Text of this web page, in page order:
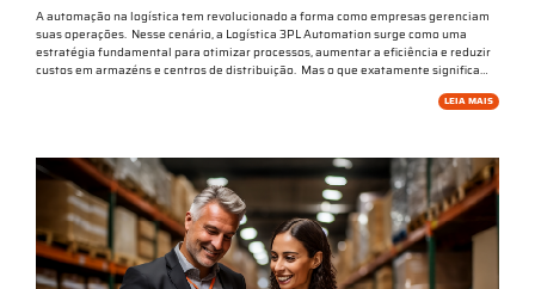
A automação na logística tem revolucionado a forma como empresas gerenciam
suas operações. Nesse cenário, a Logística 3PL Automation surge como uma
estratégia fundamental para otimizar processos, aumentar a eficiência e reduzir
custos em armazéns e centros de distribuição. Mas o que exatamente significa…
LEIA MAIS